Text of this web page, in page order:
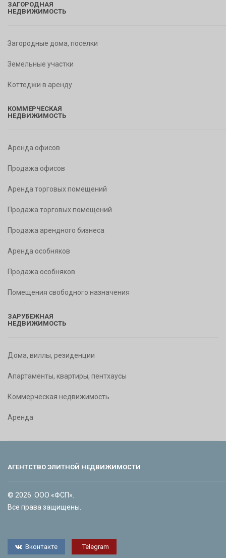
ЗАГОРОДНАЯ
НЕДВИЖИМОСТЬ
Загородные дома, поселки
Земельные участки
Коттеджи в аренду
КОММЕРЧЕСКАЯ
НЕДВИЖИМОСТЬ
Аренда офисов
Продажа офисов
Аренда торговых помещений
Продажа торговых помещений
Продажа арендного бизнеса
Аренда особняков
Продажа особняков
Помещения свободного назначения
ЗАРУБЕЖНАЯ
НЕДВИЖИМОСТЬ
Дома, виллы, резиденции
Апартаменты, квартиры, пентхаусы
Коммерческая недвижимость
Аренда
АГЕНТСТВО ЭЛИТНОЙ НЕДВИЖИМОСТИ
© 2026. ООО «ФСП».
Все права защищены.
Вконтакте Telegram